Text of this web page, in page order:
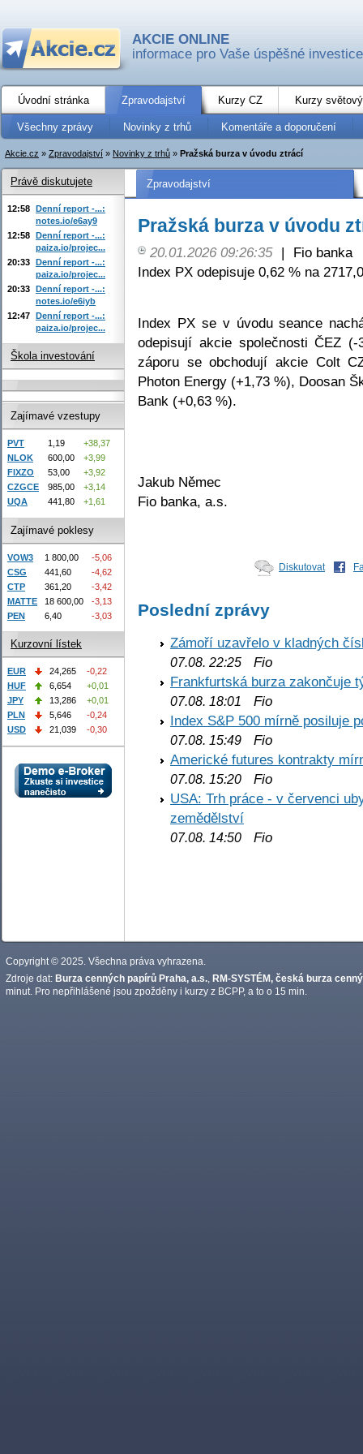
AKCIE ONLINE
informace pro Vaše úspěšné investice
Úvodní stránka Zpravodajství Kurzy CZ Kurzy
Všechny zprávy Novinky z trhů Komentáře a doporučení
Akcie.cz » Zpravodajství » Novinky z trhů » Pražská burza v úvodu ztrácí
Zpravodajství
Pražská burza v úvodu
20.01.2026 09:26:35 |
Fio banka
Index PX odepisuje 0,62 % na
Index PX se v úvodu seance
odepisují akcie společnosti ČEZ
záporu se obchodují akcie Colt
Photon Energy (+1,73 %), Doosan
Bank (+0,63 %).
Jakub Němec
Fio banka, a.s.
Diskutovat
Poslední zprávy
Zámoří uzavřelo v kladných
07.08. 22:25 Fio
Frankfurtská burza zakončuje
07.08. 18:01
Fio
Index S&P 500 mírně posiluje
07.08. 15:49 Fio
Americké futures kontrakty
07.08. 15:20 Fio
USA: Trh práce - v červenci
zemědělství
07.08. 14:50 Fio
Právě diskutujete
12:58 Denní report -...:
notes.io/e6ay9
12:58 Denní report -...:
paiza.io/projec...
20:33 Denní report -...:
paiza.io/projec...
20:33 Denní report -...:
notes.io/e6iyb
12:47 Denní report -...:
paiza.io/projec...
Škola investování
Zajímavé vzestupy
PVT 1,19
+38,37
NLOK
600,00
+3,99
FIXZO
53,00
+3,92
CZGCE
985,00
+3,14
UQA
441,80 +1,61
Zajímavé poklesy
VOW3 1 800,00
-5,06
CSG
441,60
-4,62
CTP
361,20
-3,42
MATTE
18 600,00
-3,13
PEN
6,40 -3,03
Kurzovní lístek
EUR 24,265
-0,22
HUF
6,654
+0,01
JPY
13,286
+0,01
PLN
5,646
-0,24
USD
21,039 -0,30
Copyright © 2025. Všechna práva vyhrazena.
Zdroje dat: Burza cenných papírů Praha, a.s. RM-SYSTÉM, česká burza
minut. Pro nepřihlášené jsou zpožděny i kurzy z BCPP, a to o 15 min.